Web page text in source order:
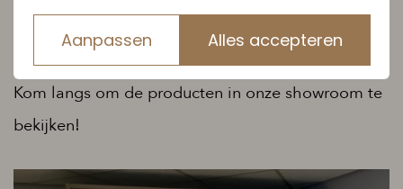
Aanpassen Alles accepteren
van hoge kortingen op bekende merken.
Kom langs om de producten in onze showroom te
bekijken!